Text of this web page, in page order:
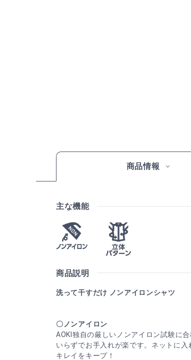
商品情報
主な機能
商品説明
洗って干すだけ ノンアイロンシャツ
〇ノンアイロン
AOKI独自の厳しいノンアイロン試験に
いらずでお手入れが楽です。ネットに
キレイをキープ！